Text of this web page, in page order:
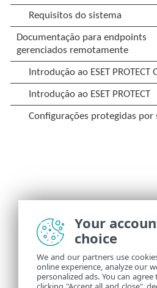
Your
choice
We and our partners use
online experience, analyze our
personalized ads. You can